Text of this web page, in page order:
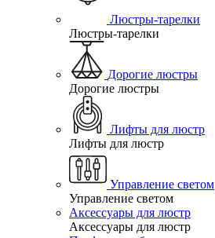
Люстры-тарелки
Люстры-тарелки
Дорогие люстры
Дорогие люстры
Лифты для люстр
Лифты для люстр
Управление светом
Управление светом
Аксессуары для люстр
Аксессуары для люстр